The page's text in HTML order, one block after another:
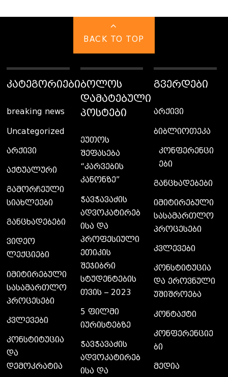
BACK TO TOP
ᲙᲐᲢᲔᲒᲝᲠᲘᲔᲑᲘ
breaking news
Uncategorized
არქივი
აქტუალური
გამორჩეული
სიახლეები
განცხადებები
ვიდეო
ლექციები
იმიტირებული
სასამართლო
პროცესები
კვლევები
კონსტიტუცია
და
დემოკრატია
ᲑᲝᲚᲝᲡ
ᲓᲐᲛᲐᲢᲔᲑᲣᲚᲘ
ᲞᲝᲡᲢᲔᲑᲘ
ეუთოს
შეფასება
“კარვების
კანონზე”
ჭავჭავაძის
ადვოკატირებ
ისა და
პროფესიული
ეთიკის
შეჯიბრი
სტუდენტების
თვის – 2023
5 ფილმი
იურისტებზე
ჭავჭავაძის
ადვოკატირებ
ისა და
ᲒᲕᲔᲠᲓᲔᲑᲘ
არქივი
ბიბლიოთეკა
კონფერენცი
ები
განცხადებები
იმიტირებული
სასამართლო
პროცესები
კვლევები
კონსტიტუცია
და ეროვნული
უშიშროება
კონტაქტი
კონფერენციე
ბი
მედია